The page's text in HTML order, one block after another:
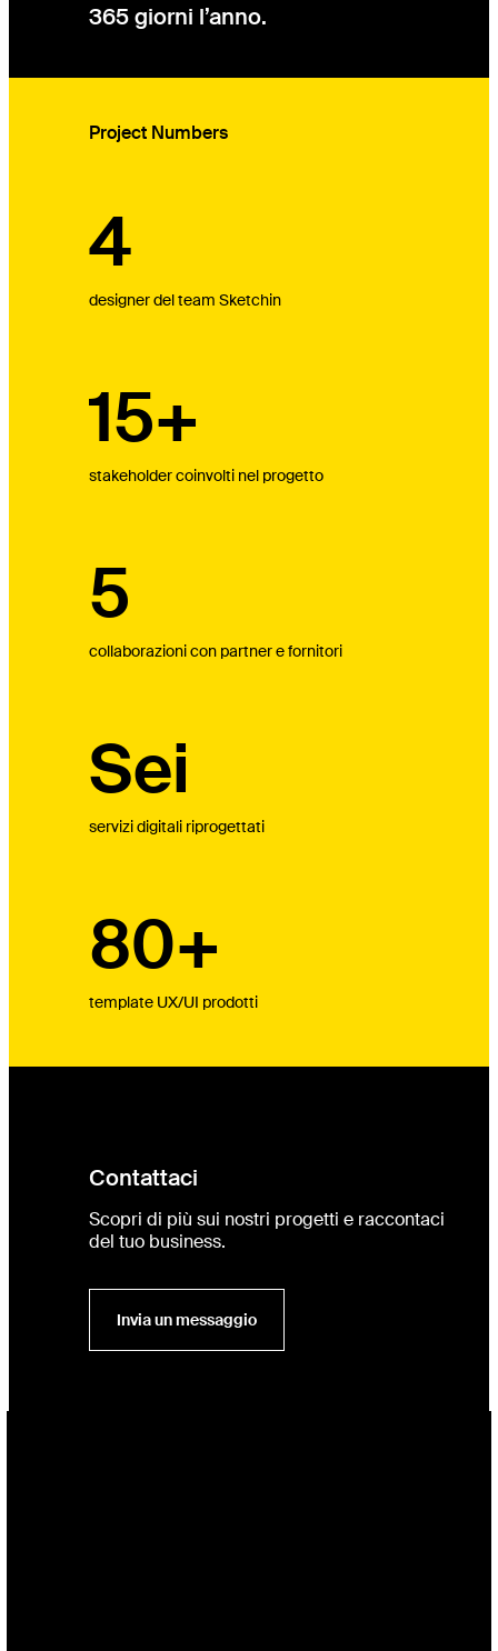
365 giorni l’anno.
Project Numbers
designer del team Sketchin
4
stakeholder coinvolti nel progetto
15+
collaborazioni con partner e fornitori
5
servizi digitali riprogettati
Sei
template UX/UI prodotti
80+
Contattaci
Scopri di più sui nostri progetti e raccontaci
del tuo business.
Invia un messaggio